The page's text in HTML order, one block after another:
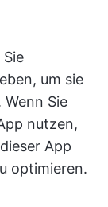
um sie
Sie
nutzen,
App
optimieren.